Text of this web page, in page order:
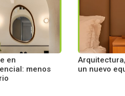
en
menos
un nuevo